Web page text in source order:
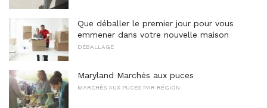
Que déballer le premier jour pour vous
emmener dans votre nouvelle maison
DÉBALLAGE
Maryland Marchés aux puces
MARCHÉS AUX PUCES PAR RÉGION